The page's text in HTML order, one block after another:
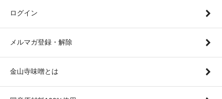
ログイン
メルマガ登録・解除
金山寺味噌とは